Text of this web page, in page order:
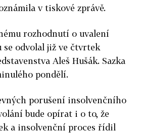
v tiskové zprávě.
rozhodnutí o uvalení
se odvolal již ve čtvrtek
Aleš Hušák. Sazka
pondělí.
porušení insolvenčního
bude opírat i o to, že
a insolvenční proces řídil